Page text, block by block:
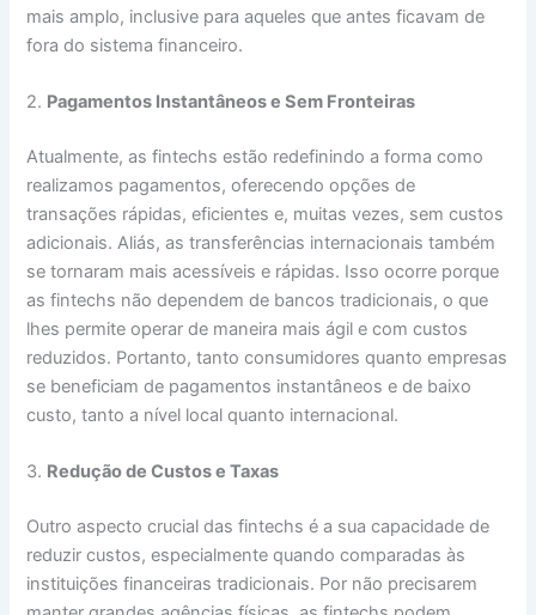
mais amplo, inclusive para aqueles que antes ficavam de
fora do sistema financeiro.
2. Pagamentos Instantâneos e Sem Fronteiras
Atualmente, as fintechs estão redefinindo a forma como
realizamos pagamentos, oferecendo opções de
transações rápidas, eficientes e, muitas vezes, sem custos
adicionais. Aliás, as transferências internacionais também
se tornaram mais acessíveis e rápidas. Isso ocorre porque
as fintechs não dependem de bancos tradicionais, o que
lhes permite operar de maneira mais ágil e com custos
reduzidos. Portanto, tanto consumidores quanto empresas
se beneficiam de pagamentos instantâneos e de baixo
custo, tanto a nível local quanto internacional.
3. Redução de Custos e Taxas
Outro aspecto crucial das fintechs é a sua capacidade de
reduzir custos, especialmente quando comparadas às
instituições financeiras tradicionais. Por não precisarem